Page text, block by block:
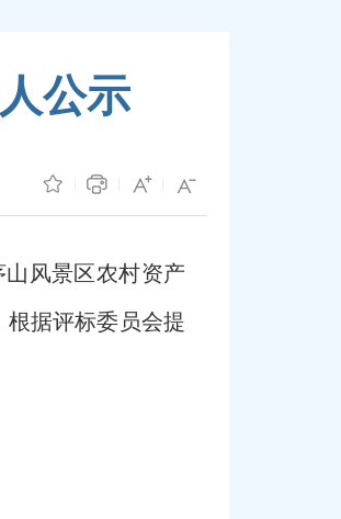
公示
风景区农村资产
据评标委员会提